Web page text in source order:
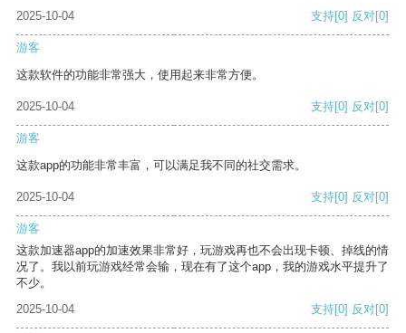
2025-10-04 支持[0] 反对[0]
游客
这款软件的功能非常强大，使用起来非常方便。
2025-10-04 支持[0] 反对[0]
游客
这款app的功能非常丰富，可以满足我不同的社交需求。
2025-10-04 支持[0] 反对[0]
游客
这款加速器app的加速效果非常好，玩游戏再也不会出现卡顿、掉线的情
况了。我以前玩游戏经常会输，现在有了这个app，我的游戏水平提升了
不少。
2025-10-04
支持[0] 反对[0]